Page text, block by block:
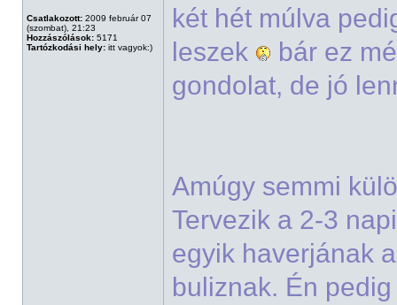
Csatlakozott: 2009 február 07
(szombat), 21:23
Hozzászólások: 5171
Tartózkodási hely: itt vagyok:)
két hét múlva
leszek
bár ez
gondolat, de jó
Amúgy semmi
Tervezik a 2-3
egyik haverjának
buliznak. Én